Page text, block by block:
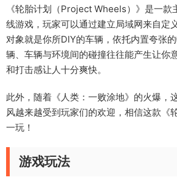
《轮胎计划（Project Wheels）》是一款
线游戏，玩家可以通过建立局域网来自定
对象就是你所DIY的车辆，依托内置夸张
辆、车辆与环境间的碰撞往往能产生让你
和打击感让人十分爽快。
此外，随着《人类：一败涂地》的火爆，
风越来越受到玩家们的欢迎，相信这款《
一玩！
游戏玩法